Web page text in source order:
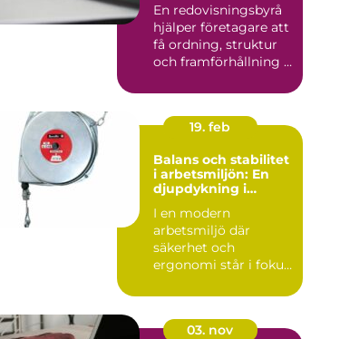
En redovisningsbyrå
hjälper företagare att
få ordning, struktur
och framförhållning i
19. feb
Balans och stabilitet
i arbetsmiljön: En
djupdykning i
I en modern
arbetsmiljö där
säkerhet och
ergonomi står i fokus,
03. nov